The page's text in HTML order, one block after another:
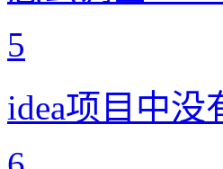
5
idea项目中没